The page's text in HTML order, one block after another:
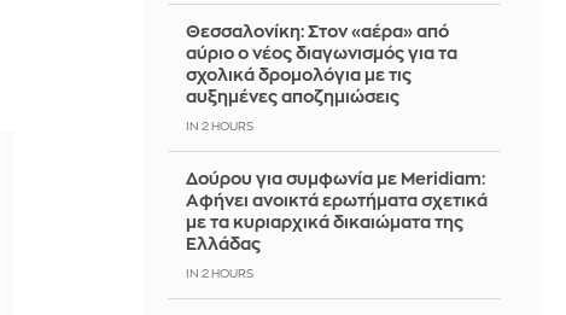
Θεσσαλονίκη: Στον «αέρα» από
αύριο ο νέος διαγωνισμός για τα
σχολικά δρομολόγια με τις
αυξημένες αποζημιώσεις
IN 2 HOURS
Δούρου για συμφωνία με Meridiam:
Αφήνει ανοικτά ερωτήματα σχετικά
με τα κυριαρχικά δικαιώματα της
Ελλάδας
IN 2 HOURS